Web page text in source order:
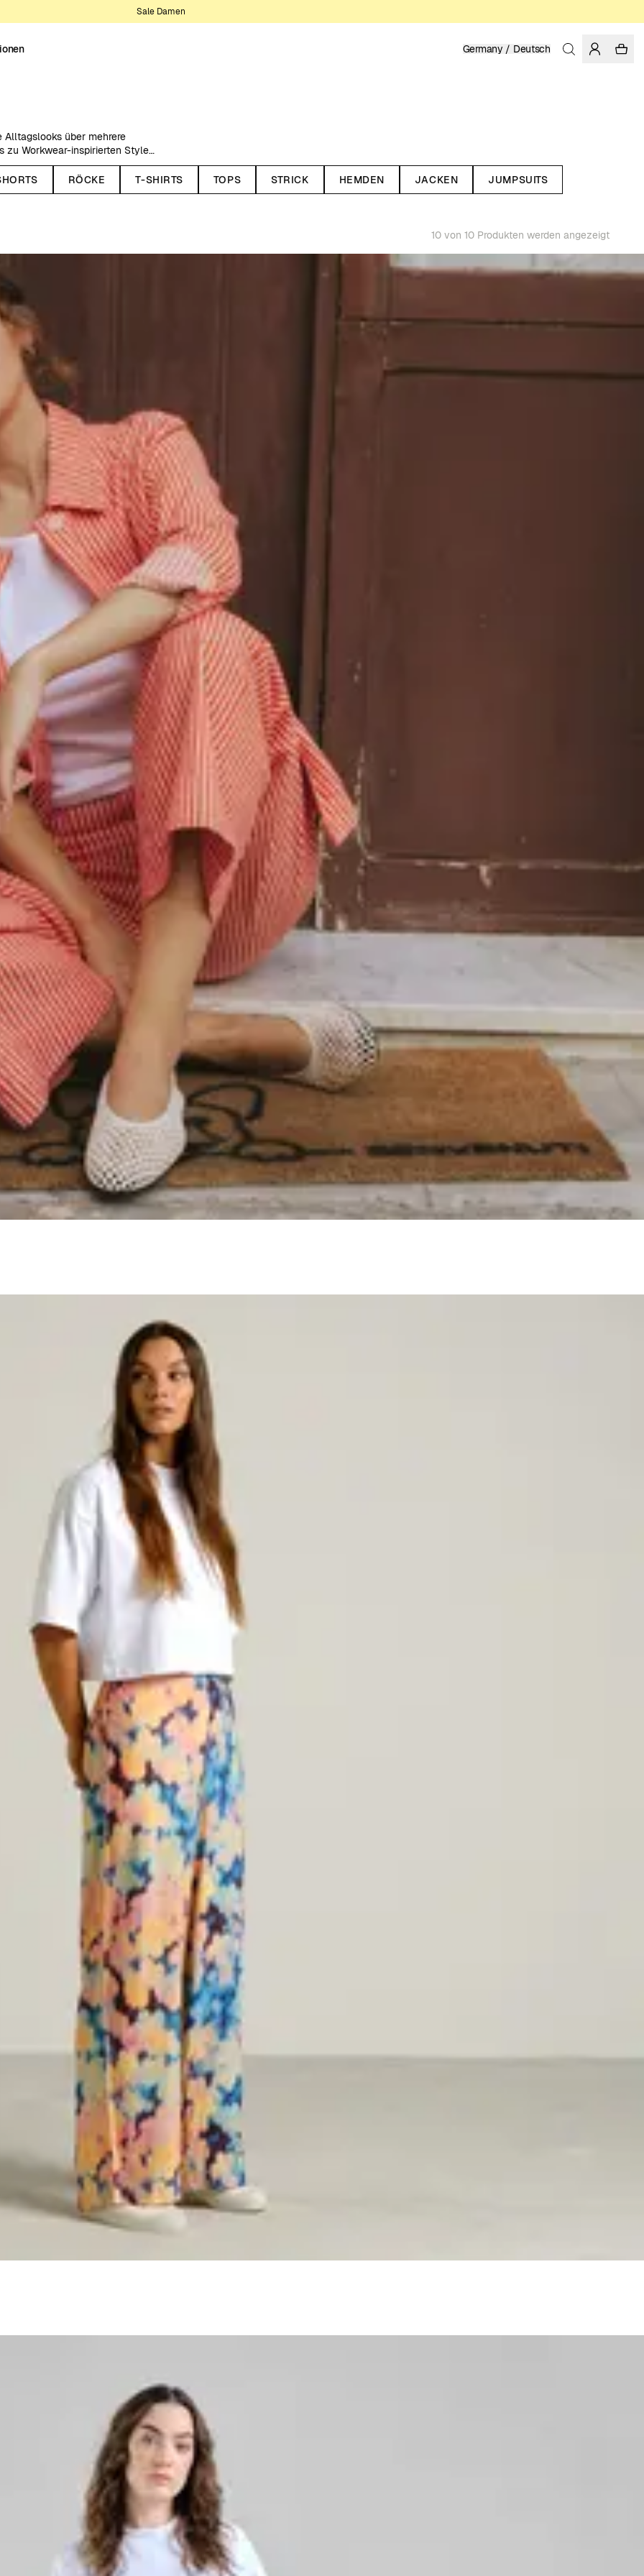
Sale Damen
Germany / Deutsch
über mehrere
zu Workwear-inspirierten Styles
und saisonale Farben.
Jedes Modell verbindet
RÖCKE T-SHIRTS TOPS STRICK HEMDEN JACKEN JUMPSUITS
10 von 10 Produkten werden angezeigt